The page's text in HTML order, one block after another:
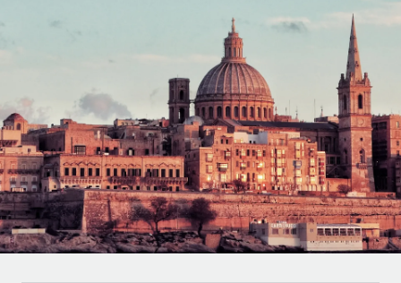
Ingewikkelde HR-taken eenvoudig uitbesteden
INFRASTRUCTUUR
Remote Embedded
HR naadloos in workflows integreren
Platform
Ingebouwde essentiële HR-functies voor je team
Flexibele global HR en payroll solutions voor groeiende
bedrijven
Mid-market
Teams uitbreiden met HR solutions op maat
Enterprise
Global HR voor grote bedrijven
Ontdek valuta-opties en betaalsnelheden voor
LEREN MET REMOTE
Onderzoek en gidsen
Casestudy's
HR-woordenlijst
Checklists en templates
Deutsch
Español
Italiano
Português (Portugal)
Inloggen